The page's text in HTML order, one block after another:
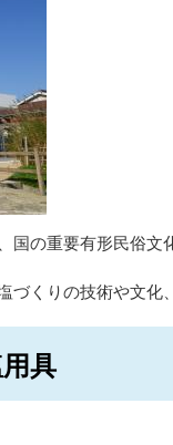
国の重要有形民俗
づくりの技術や文化
具